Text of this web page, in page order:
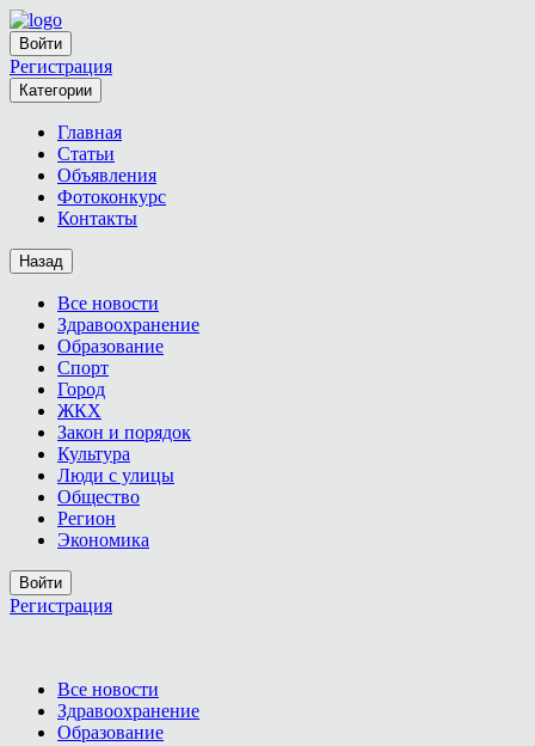
Войти
Регистрация
Категории
Главная
Статьи
Объявления
Фотоконкурс
Контакты
Назад
Все новости
Здравоохранение
Образование
Спорт
Город
ЖКХ
Закон и порядок
Культура
Люди с улицы
Общество
Регион
Экономика
Войти
Регистрация
Все новости
Здравоохранение
Образование